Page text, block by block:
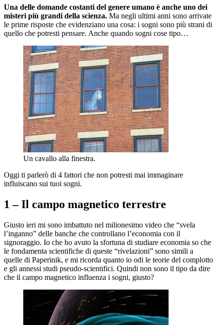
Una delle domande costanti del genere umano è anche uno dei
misteri più grandi della scienza. Ma negli ultimi anni sono arrivate
le prime risposte che evidenziano una cosa: i sogni sono più strani di
quello che potresti pensare. Anche quando sogni cose tipo…
Un cavallo alla finestra.
Oggi ti parlerò di 4 fattori che non potresti mai immaginare
influiscano sui tuoi sogni.
1 – Il campo magnetico terrestre
Giusto ieri mi sono imbattuto nel milionesimo video che “svela
l’inganno” delle banche che controllano l’economia con il
signoraggio. Io che ho avuto la sfortuna di studiare economia so che
le fondamenta scientifiche di queste “rivelazioni” sono simili a
quelle di Paperinik, e mi ricorda quanto io odi le teorie del complotto
e gli annessi studi pseudo-scientifici. Quindi non sono il tipo da dire
che il campo magnetico influenza i sogni, giusto?